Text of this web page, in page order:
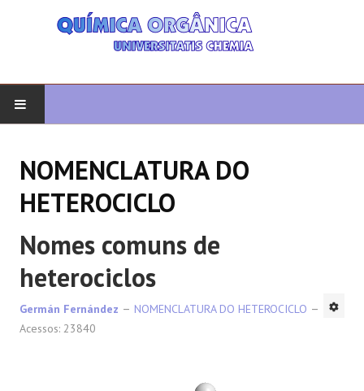
QUIMICA ORGANICA
HETEROCICLOS
SÍNTESE
NOMENCLATURA DO
HETEROCICLO
Nomes comuns de
heterociclos
Germán Fernández
NOMENCLATURA DO HETEROCICLO
Acessos: 23840